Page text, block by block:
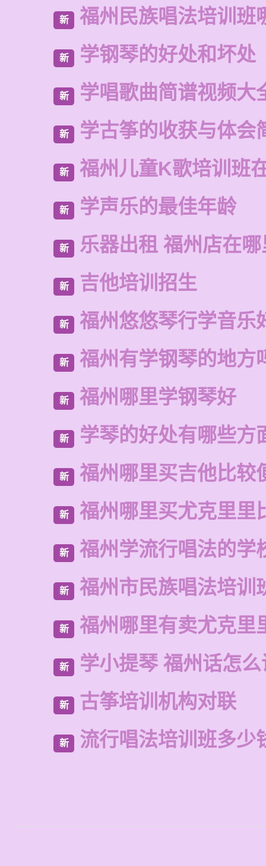
新 福州民族唱法培训班
新 学钢琴的好处和坏处
新 学唱歌曲简谱视频大
新 学古筝的收获与体会
新 福州儿童K歌培训班
新 学声乐的最佳年龄
新 乐器出租 福州店在
新 吉他培训招生
新 福州悠悠琴行学音乐
新 福州有学钢琴的地方
新 福州哪里学钢琴好
新 学琴的好处有哪些方
新 福州哪里买吉他比较
新 福州哪里买尤克里里
新 福州学流行唱法的学
新 福州市民族唱法培训
新 福州哪里有卖尤克里
新 学小提琴 福州话怎
新 古筝培训机构对联
新 流行唱法培训班多少